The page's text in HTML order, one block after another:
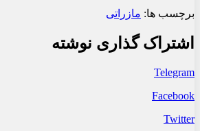
برچسب ها: مازراتی
اشتراک گذاری نوشته
Telegram
Facebook
Twitter